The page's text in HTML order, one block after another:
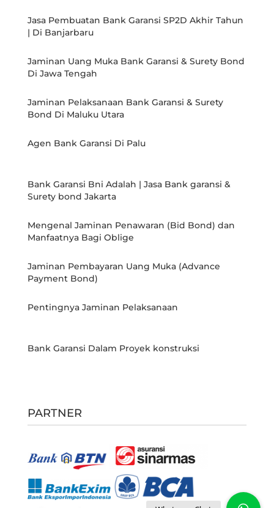
Jasa Pembuatan Bank Garansi SP2D Akhir Tahun
| Di Banjarbaru
Jaminan Uang Muka Bank Garansi & Surety Bond
Di Jawa Tengah
Jaminan Pelaksanaan Bank Garansi & Surety
Bond Di Maluku Utara
Agen Bank Garansi Di Palu
Bank Garansi Bni Adalah | Jasa Bank garansi &
Surety bond Jakarta
Mengenal Jaminan Penawaran (Bid Bond) dan
Manfaatnya Bagi Oblige
Jaminan Pembayaran Uang Muka (Advance
Payment Bond)
Pentingnya Jaminan Pelaksanaan
Bank Garansi Dalam Proyek konstruksi
PARTNER